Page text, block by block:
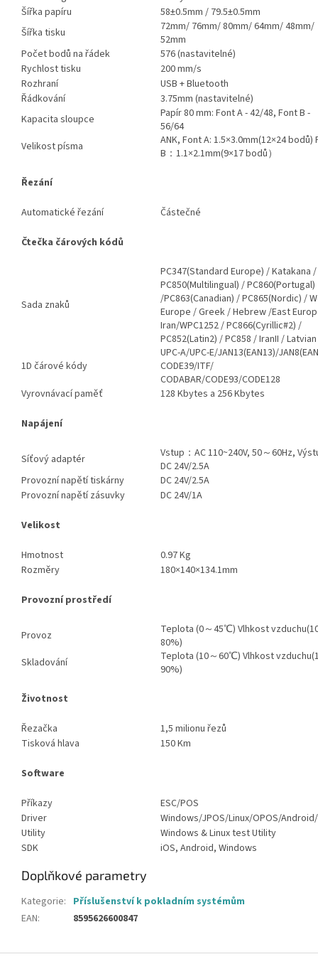
Šířka papíru
58±0.5mm / 79.5±0.5mm
Šířka tisku
72mm/ 76mm/ 80mm/ 64mm/ 48mm/
52mm
Počet bodů na řádek
576 (nastavitelné)
Rychlost tisku
200 mm/s
Rozhraní
USB + Bluetooth
Řádkování
3.75mm (nastavitelné)
Kapacita sloupce
Papír 80 mm: Font A - 42/48, Font B -
56/64
Velikost písma
ANK, Font A: 1.5×3.0mm(12×24 bodů)
B：1.1×2.1mm(9×17 bodů）
Řezání
Automatické řezání Částečné
Čtečka čárových kódů
Sada znaků
PC347(Standard Europe) / Katakana /
PC850(Multilingual) / PC860(Portugal)
/PC863(Canadian) / PC865(Nordic) /
Europe / Greek / Hebrew /East
Iran/WPC1252 / PC866(Cyrillic#2) /
PC852(Latin2) / PC858 / IranII / Latvian
1D čárové kódy
UPC-A/UPC-E/JAN13(EAN13)/
CODE39/ITF/
CODABAR/CODE93/CODE128
Vyrovnávací paměť
128 Kbytes a 256 Kbytes
Napájení
Síťový adaptér
Vstup：AC 110~240V, 50～60Hz,
DC 24V/2.5A
Provozní napětí tiskárny
DC 24V/2.5A
Provozní napětí zásuvky
DC 24V/1A
Velikost
Hmotnost
0.97 Kg
Rozměry
180×140×134.1mm
Provozní prostředí
Provoz
Teplota (0～45℃) Vlhkost
80%)
Skladování
Teplota (10～60℃) Vlhkost
90%)
Životnost
Řezačka
1,5 milionu řezů
Tisková hlava
150 Km
Software
Příkazy
ESC/POS
Driver
Windows/JPOS/Linux/OPOS/
Utility
Windows & Linux test Utility
SDK
iOS, Android, Windows
Doplňkové parametry
Kategorie: Příslušenství k pokladním systémům
EAN: 8595626600847